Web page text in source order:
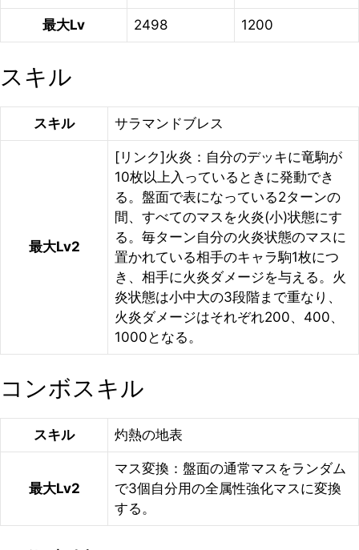
最大Lv 2498 1200
スキル
スキル サラマンドブレス
最大Lv2
[リンク]火炎：自分のデッキに竜駒が
10枚以上入っているときに発動でき
る。盤面で表になっている2ターンの
間、すべてのマスを火炎(小)状態にす
る。毎ターン自分の火炎状態のマスに
置かれている相手のキャラ駒1枚につ
き、相手に火炎ダメージを与える。火
炎状態は小中大の3段階まで重なり、
火炎ダメージはそれぞれ200、400、
1000となる。
コンボスキル
スキル 灼熱の地表
最大Lv2
マス変換：盤面の通常マスをランダム
で3個自分用の全属性強化マスに変換
する。